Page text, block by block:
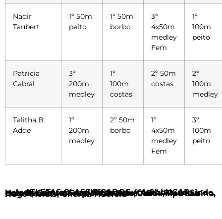
Nadir
Taubert
1º 50m
peito
1º 50m
borbo
3º
4x50m
medley
Fem
1º
100m
peito
Patricia
Cabral
3º
200m
medley
1º
100m
costas
2º 50m
costas
2º
100m
medley
Talitha B.
Adde
1º
200m
medley
2º 50m
borbo
1º
4x50m
medley
Fem
3º
100m
peito
ATLETAS CLASSIFICADOS 4ºA 8º LUGAR
Helena Castro, Carol Bittencourt, Ana Paula Lindo, Luiz Henrique Goes, Maria Clara Abdu, Patricia Cabral, Luiz Henrique Valverde, João Filipe Sabino, Hugo Morais, Gherda Huofeld